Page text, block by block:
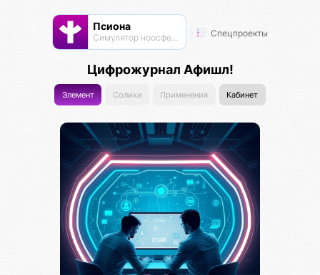
Псиона
Cимулятор ноосферы Спецпроекты
Цифрожурнал Афишл!
Элемент Солики Применения Кабинет